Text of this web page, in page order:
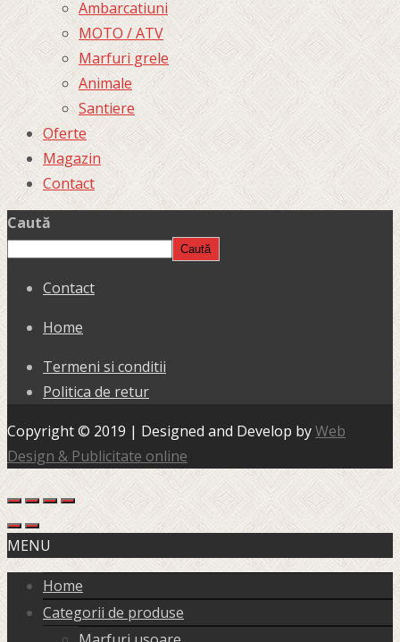
Ambarcatiuni
MOTO / ATV
Marfuri grele
Animale
Santiere
Oferte
Magazin
Contact
Caută
Caută
Contact
Home
Termeni si conditii
Politica de retur
Copyright © 2019 | Designed and Develop byWeb
Design & Publicitate online
MENU
Home
Categorii de produse